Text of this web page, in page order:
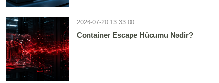
2026-07-20 13:33:00
Container Escape Hücumu Nədir?